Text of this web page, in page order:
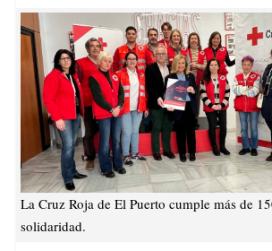
La Cruz Roja de El Puerto cumple más de
solidaridad.